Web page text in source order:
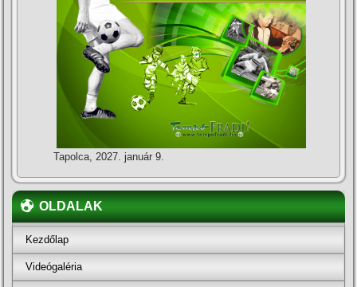
Tapolca, 2027. január 9.
OLDALAK
Kezdőlap
Videógaléria